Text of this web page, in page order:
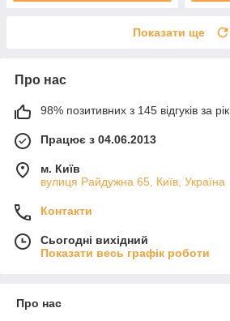
Показати ще
Про нас
98% позитивних з 145 відгуків за рік
Працює з 04.06.2013
м. Київ
вулиця Райдужна 65, Київ, Україна
Контакти
Сьогодні вихідний
Показати весь графік роботи
Про нас